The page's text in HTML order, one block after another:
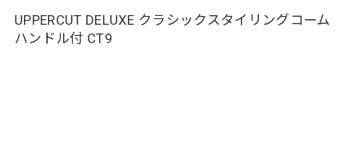
UPPERCUT DELUXE クラシックスタイリングコーム
ハンドル付 CT9